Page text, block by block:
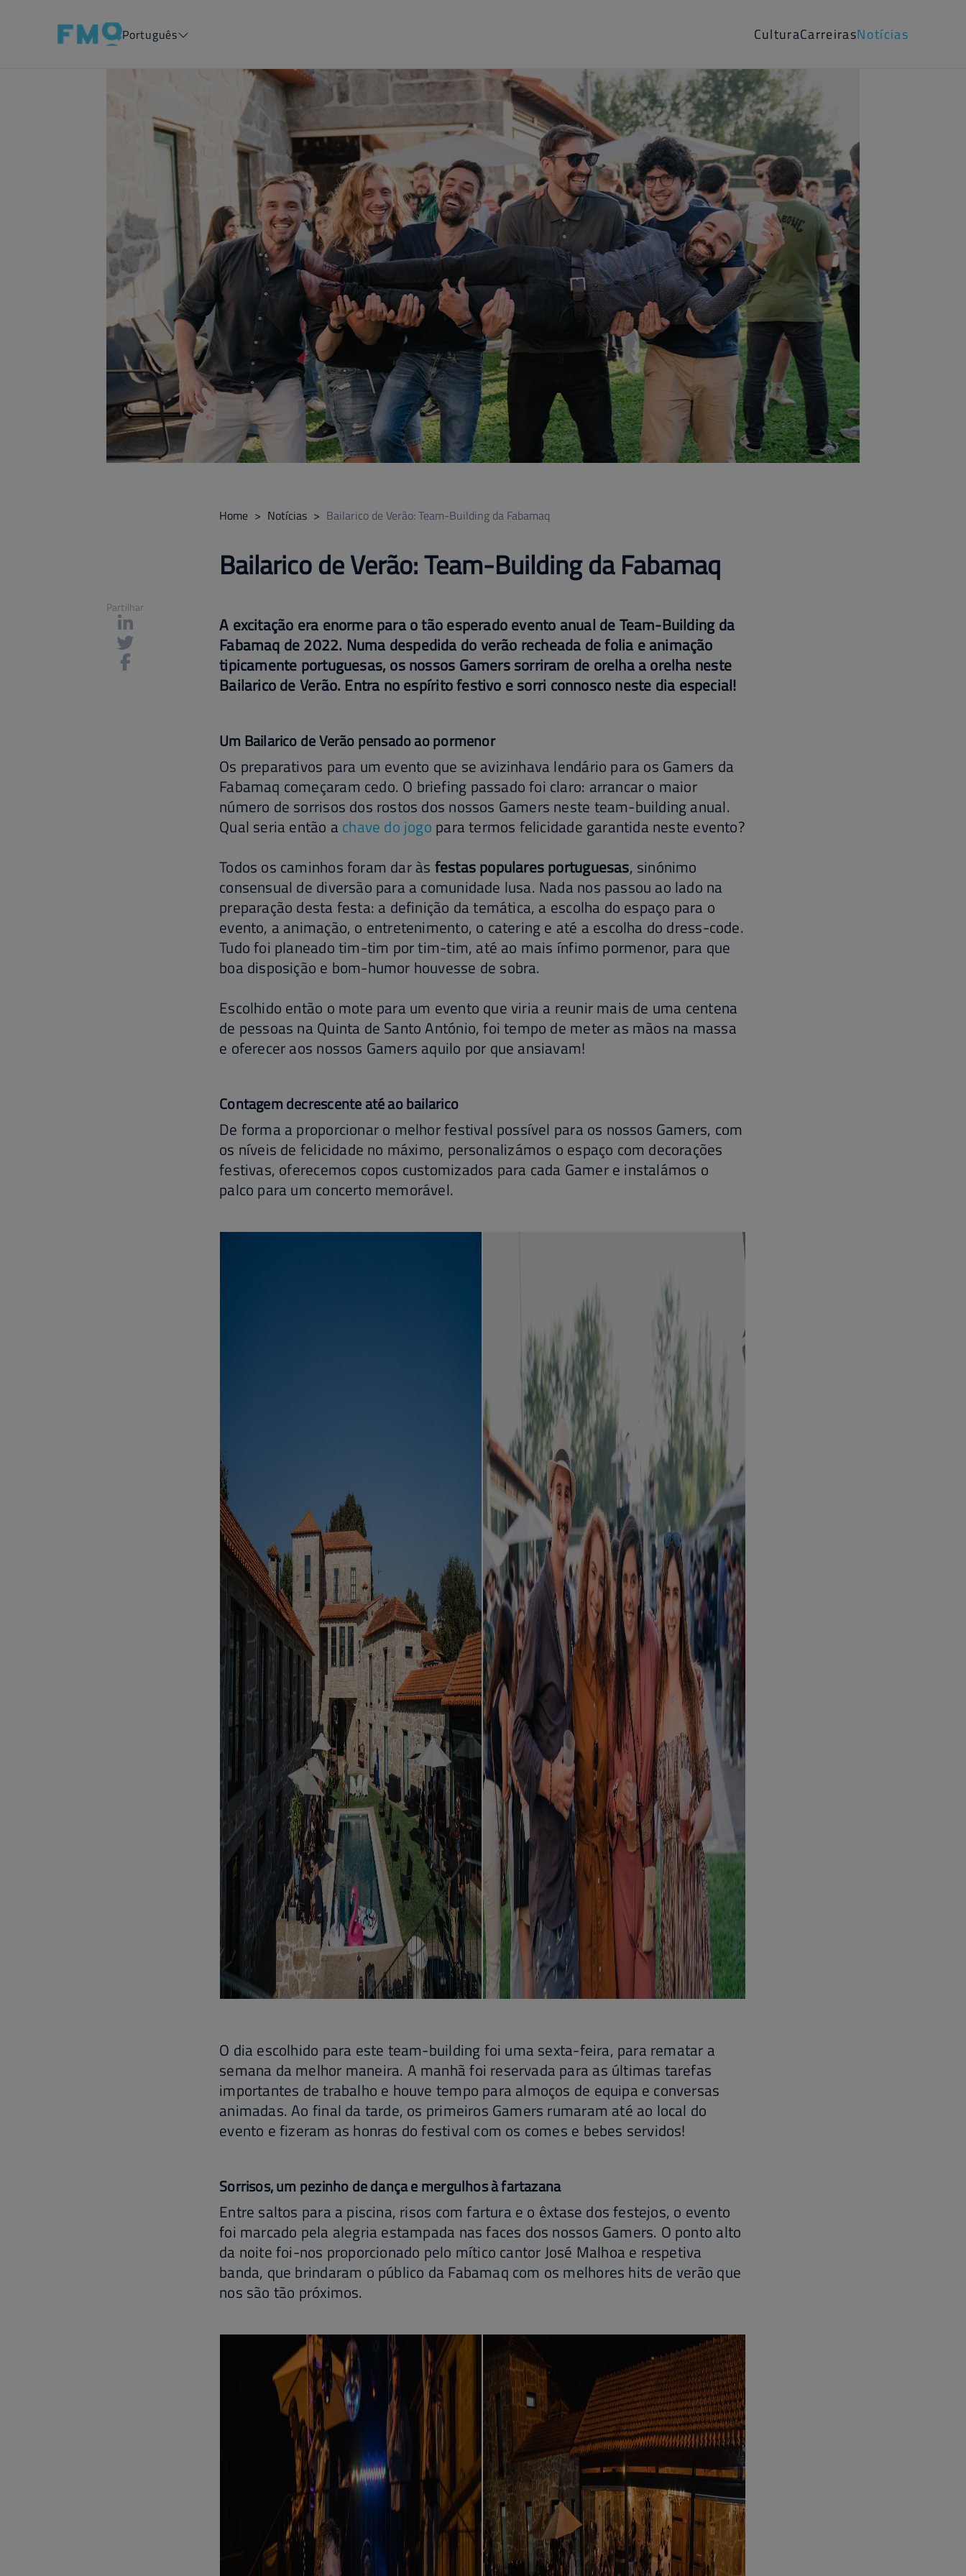
Português CulturaCarreirasNotícias
Partilhar
Home > Notícias > Bailarico de Verão: Team-Building da Fabamaq
Bailarico de Verão: Team-Building da Fabamaq
A excitação era enorme para o tão esperado evento anual de Team-Building da
Fabamaq de 2022. Numa despedida do verão recheada de folia e animação
tipicamente portuguesas, os nossos Gamers sorriram de orelha a orelha neste
Bailarico de Verão. Entra no espírito festivo e sorri connosco neste dia especial!
Um Bailarico de Verão pensado ao pormenor
Os preparativos para um evento que se avizinhava lendário para os Gamers da
Fabamaq começaram cedo. O briefing passado foi claro: arrancar o maior
número de sorrisos dos rostos dos nossos Gamers neste team-building anual.
Qual seria então a chave do jogo para termos felicidade garantida neste evento?
Todos os caminhos foram dar às festas populares portuguesas, sinónimo
consensual de diversão para a comunidade lusa. Nada nos passou ao lado na
preparação desta festa: a definição da temática, a escolha do espaço para o
evento, a animação, o entretenimento, o catering e até a escolha do dress-code.
Tudo foi planeado tim-tim por tim-tim, até ao mais ínfimo pormenor, para que
boa disposição e bom-humor houvesse de sobra.
Escolhido então o mote para um evento que viria a reunir mais de uma centena
de pessoas na Quinta de Santo António, foi tempo de meter as mãos na massa
e oferecer aos nossos Gamers aquilo por que ansiavam!
Contagem decrescente até ao bailarico
De forma a proporcionar o melhor festival possível para os nossos Gamers, com
os níveis de felicidade no máximo, personalizámos o espaço com decorações
festivas, oferecemos copos customizados para cada Gamer e instalámos o
palco para um concerto memorável.
O dia escolhido para este team-building foi uma sexta-feira, para rematar a
semana da melhor maneira. A manhã foi reservada para as últimas tarefas
importantes de trabalho e houve tempo para almoços de equipa e conversas
animadas. Ao final da tarde, os primeiros Gamers rumaram até ao local do
evento e fizeram as honras do festival com os comes e bebes servidos!
Sorrisos, um pezinho de dança e mergulhos à fartazana
Entre saltos para a piscina, risos com fartura e o êxtase dos festejos, o evento
foi marcado pela alegria estampada nas faces dos nossos Gamers. O ponto alto
da noite foi-nos proporcionado pelo mítico cantor José Malhoa e respetiva
banda, que brindaram o público da Fabamaq com os melhores hits de verão que
nos são tão próximos.